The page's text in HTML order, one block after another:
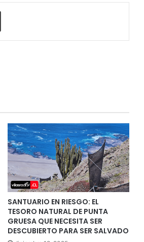
Imprimir
SANTUARIO EN RIESGO: EL
TESORO NATURAL DE PUNTA
GRUESA QUE NECESITA SER
DESCUBIERTO PARA SER SALVADO